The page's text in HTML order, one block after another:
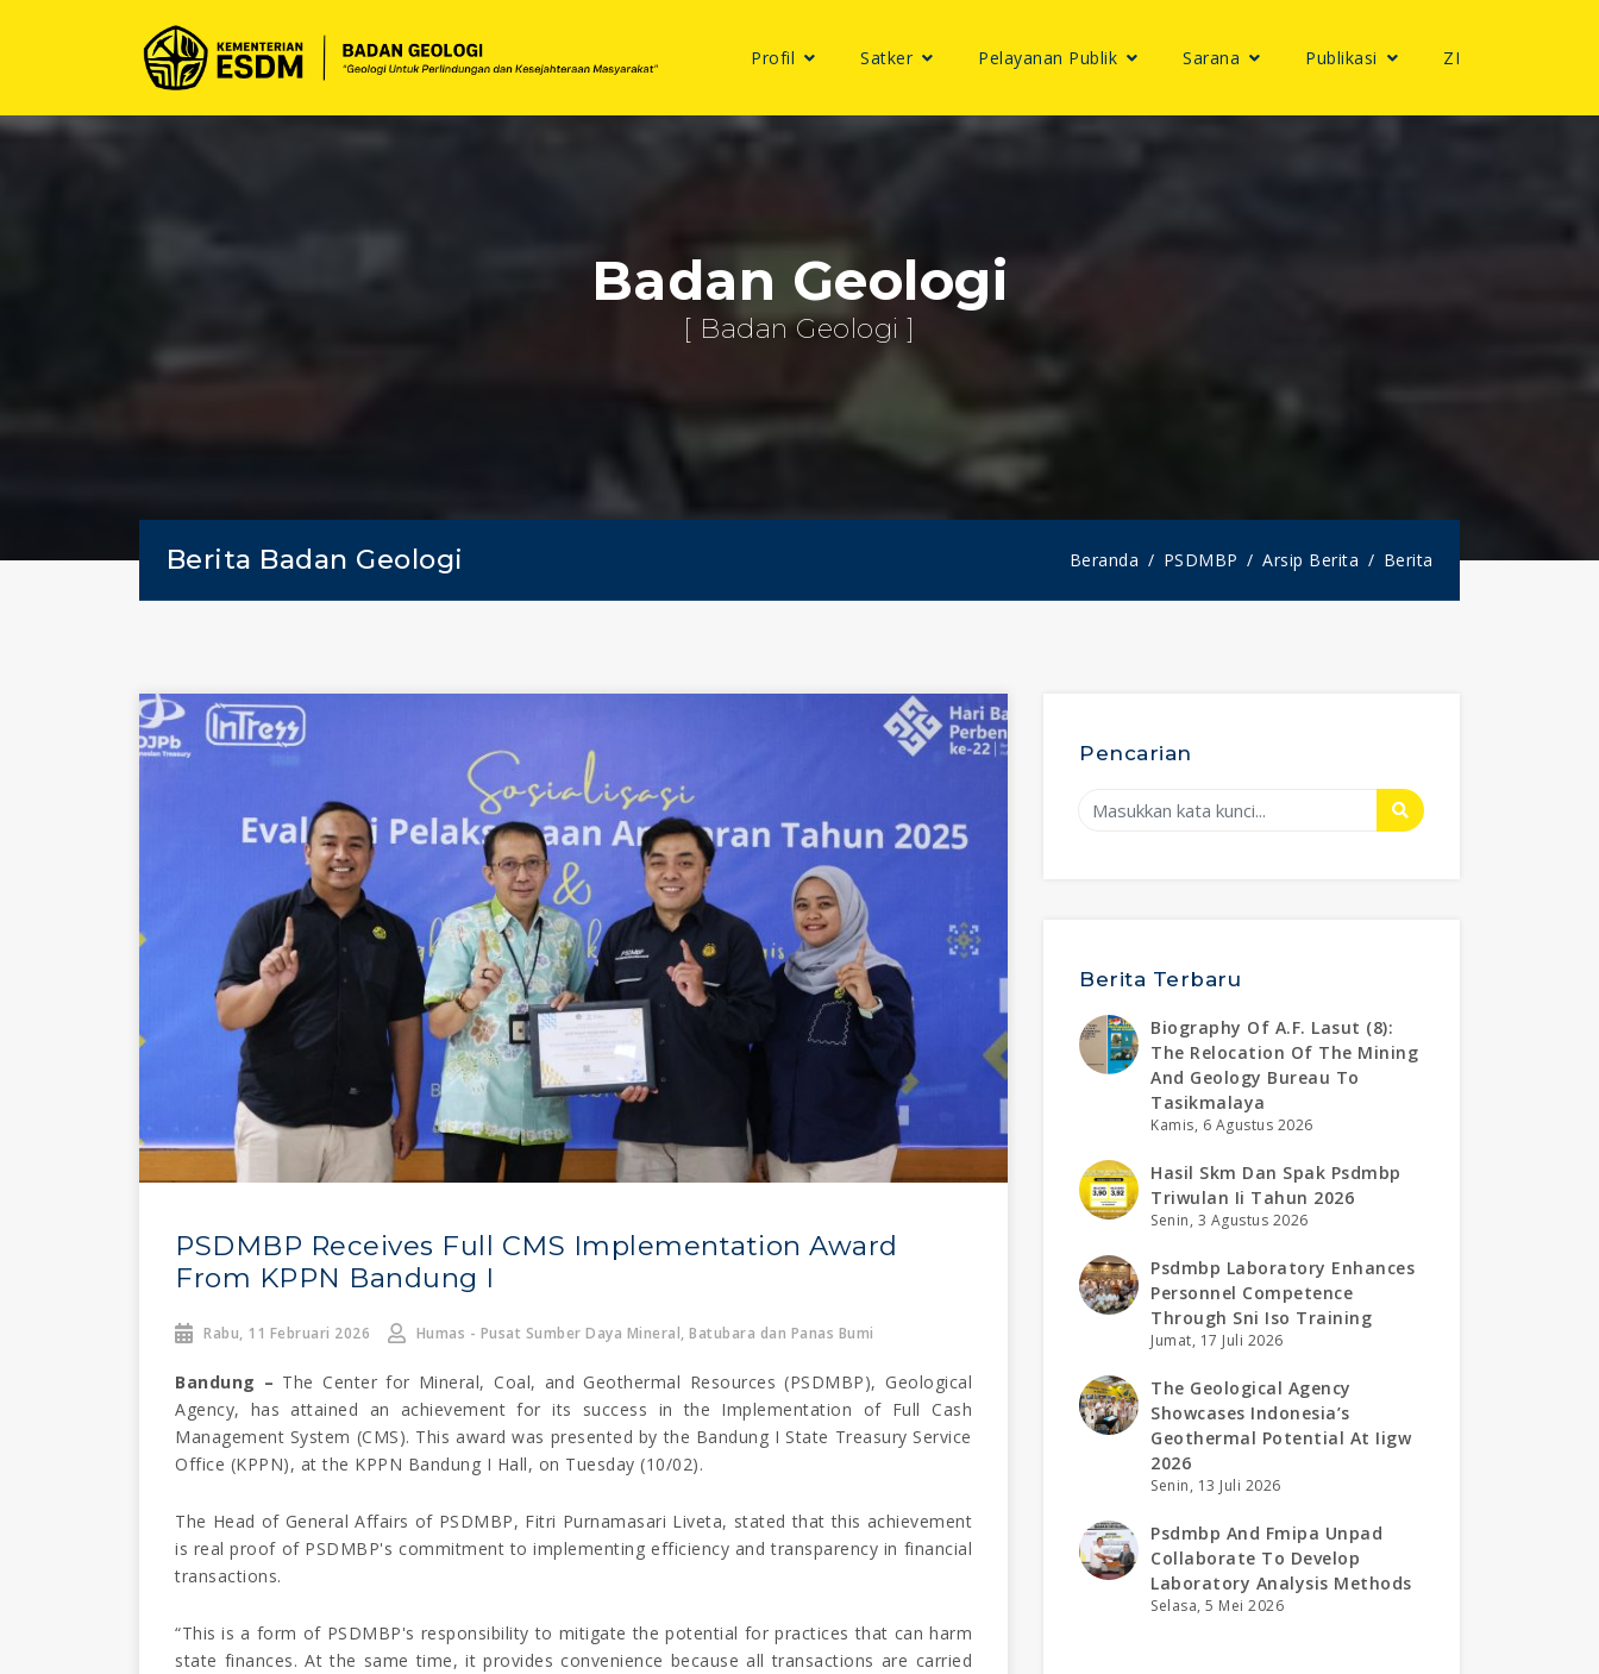
Profil Satker Pelayanan Publik Sarana Publikasi ZI
Badan Geologi
[ Badan Geologi ]
Berita Badan Geologi Beranda PSDMBP Arsip Berita Berita
PSDMBP Receives Full CMS Implementation Award
From KPPN Bandung I
Rabu, 11 Februari 2026 Humas - Pusat Sumber Daya Mineral, Batubara dan Panas Bumi
Bandung – The Center for Mineral, Coal, and Geothermal Resources (PSDMBP), Geological
Agency, has attained an achievement for its success in the Implementation of Full Cash
Management System (CMS). This award was presented by the Bandung I State Treasury Service
Office (KPPN), at the KPPN Bandung I Hall, on Tuesday (10/02).
The Head of General Affairs of PSDMBP, Fitri Purnamasari Liveta, stated that this achievement
is real proof of PSDMBP's commitment to implementing efficiency and transparency in financial
transactions.
“This is a form of PSDMBP's responsibility to mitigate the potential for practices that can harm
state finances. At the same time, it provides convenience because all transactions are carried
Pencarian
Berita Terbaru
Biography Of A.f. Lasut (8):
The Relocation Of The Mining
And Geology Bureau To
Tasikmalaya
Kamis, 6 Agustus 2026
Hasil Skm Dan Spak Psdmbp
Triwulan Ii Tahun 2026
Senin, 3 Agustus 2026
Psdmbp Laboratory Enhances
Personnel Competence
Through Sni Iso Training
Jumat, 17 Juli 2026
The Geological Agency
Showcases Indonesia’s
Geothermal Potential At Iigw
2026
Senin, 13 Juli 2026
Psdmbp And Fmipa Unpad
Collaborate To Develop
Laboratory Analysis Methods
Selasa, 5 Mei 2026